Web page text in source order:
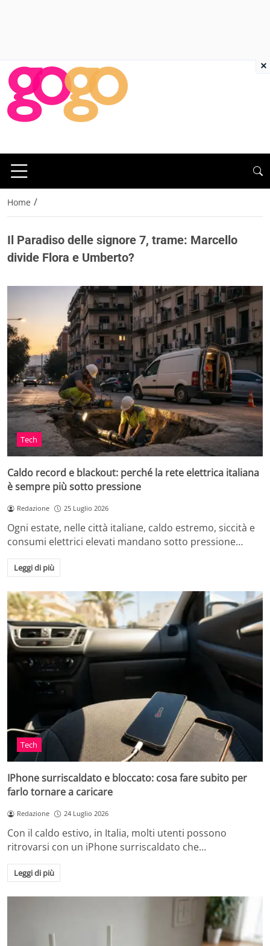
Home /
Il Paradiso delle signore 7, trame: Marcello
divide Flora e Umberto?
Tech
Caldo record e blackout: perché la rete elettrica italiana
è sempre più sotto pressione
Redazione 25 Luglio 2026
Ogni estate, nelle città italiane, caldo estremo, siccità e
consumi elettrici elevati mandano sotto pressione…
Leggi di più
Tech
IPhone surriscaldato e bloccato: cosa fare subito per
farlo tornare a caricare
Redazione 24 Luglio 2026
Con il caldo estivo, in Italia, molti utenti possono
ritrovarsi con un iPhone surriscaldato che…
Leggi di più
×